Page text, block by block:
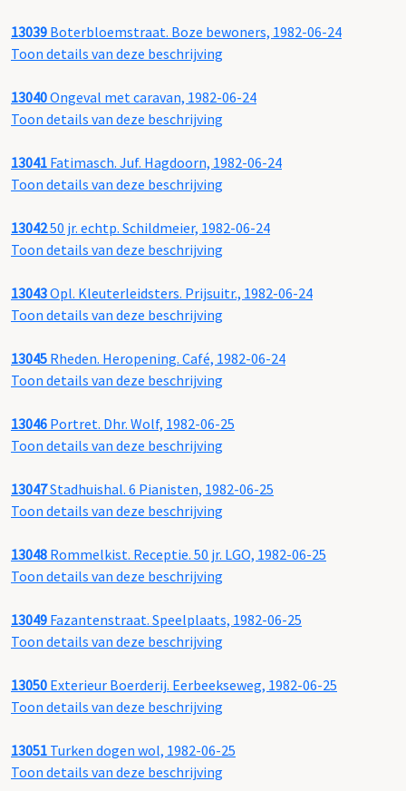
13039 Boterbloemstraat. Boze bewoners, 1982-06-24
Toon details van deze beschrijving
13040Ongeval met caravan, 1982-06-24
Toon details van deze beschrijving
13041 Fatimasch. Juf. Hagdoorn, 1982-06-24
Toon details van deze beschrijving
1304250 jr. echtp. Schildmeier, 1982-06-24
Toon details van deze beschrijving
13043Opl. Kleuterleidsters. Prijsuitr., 1982-06-24
Toon details van deze beschrijving
13045 Rheden. Heropening. Café, 1982-06-24
Toon details van deze beschrijving
13046 Portret. Dhr. Wolf, 1982-06-25
Toon details van deze beschrijving
13047Stadhuishal. 6 Pianisten, 1982-06-25
Toon details van deze beschrijving
13048 Rommelkist. Receptie. 50 jr. LGO, 1982-06-25
Toon details van deze beschrijving
13049 Fazantenstraat. Speelplaats, 1982-06-25
Toon details van deze beschrijving
13050 Exterieur Boerderij. Eerbeekseweg, 1982-06-25
Toon details van deze beschrijving
13051 Turken dogen wol, 1982-06-25
Toon details van deze beschrijving